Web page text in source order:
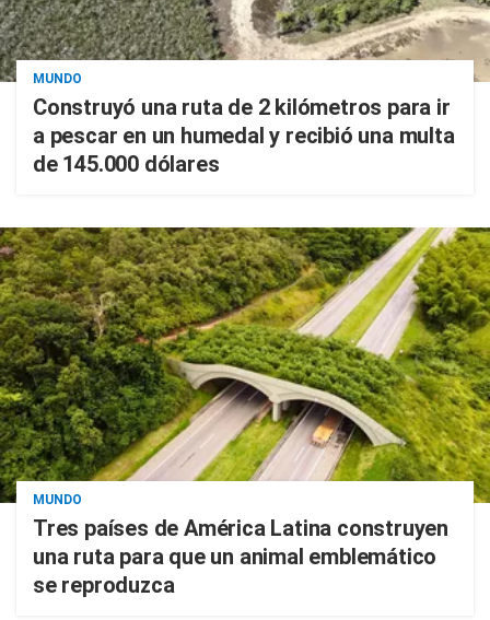
MUNDO
Construyó una ruta de 2 kilómetros para ir
a pescar en un humedal y recibió una multa
de 145.000 dólares
MUNDO
Tres países de América Latina construyen
una ruta para que un animal emblemático
se reproduzca